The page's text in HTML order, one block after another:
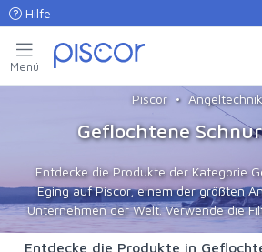
Hilfe
Menü
Piscor
Geflochtene
Entdecke die Produkte der Kategorie
Eging auf Piscor, einem der größten
Unternehmen der Welt. Verwende die
Entdecke die Produkte in